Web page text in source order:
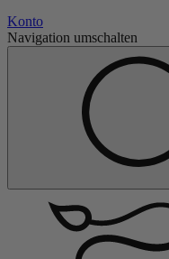
Konto
Navigation umschalten